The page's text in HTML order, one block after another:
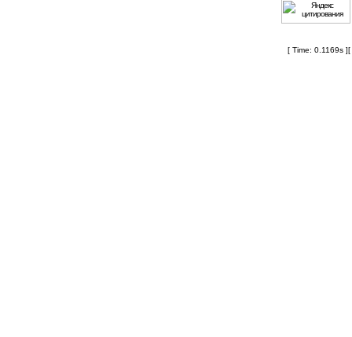
[ Time: 0.1169s